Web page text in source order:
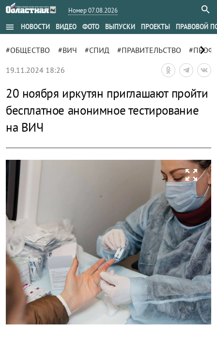
Номер 07.08.2026
menu НОВОСТИ ВИДЕО ФОТО ВЫПУСКИ ПРОЕКТЫ ПРАВОВОЙ
#ОБЩЕСТВО #ВИЧ #СПИД #ПРАВИТЕЛЬСТВО chevron_right
19.11.2024 18:26
20 ноября иркутян приглашают пройти
бесплатное анонимное тестирование
на ВИЧ
zoom_out_map